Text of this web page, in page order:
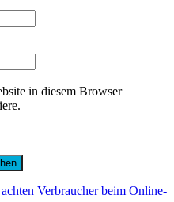
in diesem Browser
Verbraucher beim Online-